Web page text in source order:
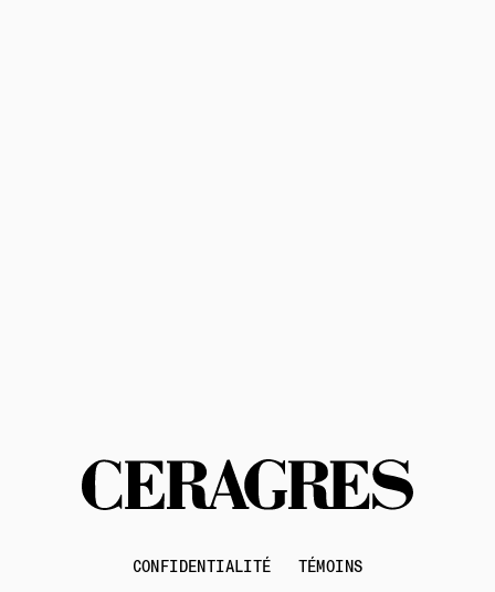
CONFIDENTIALITÉ TÉMOINS